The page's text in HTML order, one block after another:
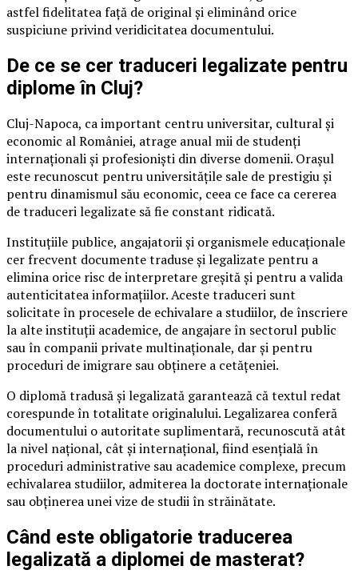
astfel fidelitatea față de original și eliminând orice
suspiciune privind veridicitatea documentului.
De ce se cer traduceri legalizate pentru
diplome în Cluj?
Cluj-Napoca, ca important centru universitar, cultural și
economic al României, atrage anual mii de studenți
internaționali și profesioniști din diverse domenii. Orașul
este recunoscut pentru universitățile sale de prestigiu și
pentru dinamismul său economic, ceea ce face ca cererea
de traduceri legalizate să fie constant ridicată.
Instituțiile publice, angajatorii și organismele educaționale
cer frecvent documente traduse și legalizate pentru a
elimina orice risc de interpretare greșită și pentru a valida
autenticitatea informațiilor. Aceste traduceri sunt
solicitate în procesele de echivalare a studiilor, de înscriere
la alte instituții academice, de angajare în sectorul public
sau în companii private multinaționale, dar și pentru
proceduri de imigrare sau obținere a cetățeniei.
O diplomă tradusă și legalizată garantează că textul redat
corespunde în totalitate originalului. Legalizarea conferă
documentului o autoritate suplimentară, recunoscută atât
la nivel național, cât și internațional, fiind esențială în
proceduri administrative sau academice complexe, precum
echivalarea studiilor, admiterea la doctorate internaționale
sau obținerea unei vize de studii în străinătate.
Când este obligatorie traducerea
legalizată a diplomei de masterat?